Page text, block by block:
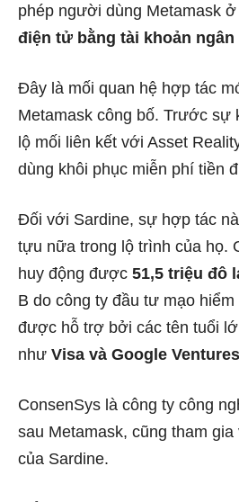
phép người dùng Metamask
điện tử bằng tài khoản ngân
Đây là mối quan hệ hợp tác
Metamask công bố. Trước sự
lộ mối liên kết với Asset
dùng khôi phục miễn phí tiền
Đối với Sardine, sự hợp tác
tựu nữa trong lộ trình của họ.
huy động được 51,5 triệu đô
B do công ty đầu tư mạo hiểm
được hỗ trợ bởi các tên tuổi
như Visa và Google
ConsenSys là công ty công
sau Metamask, cũng tham gia
của Sardine.